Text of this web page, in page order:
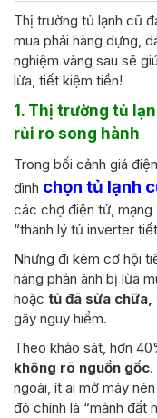
Thị trường tủ lạnh cũ
mua phải hàng dựng,
nghiệm vàng sau sẽ
lừa, tiết kiệm tiền!
1. Thị trường tủ
rủi ro song hành
Trong bối cảnh giá
đình chọn tủ lạnh
các chợ điện tử, mạng
“thanh lý tủ inverter
Nhưng đi kèm cơ hội
hàng phản ánh bị lừa
hoặc tủ đã sửa
gây nguy hiểm.
Theo khảo sát, hơn
không rõ nguồn gốc
ngoài, ít ai mở máy
đó chính là “mảnh đất